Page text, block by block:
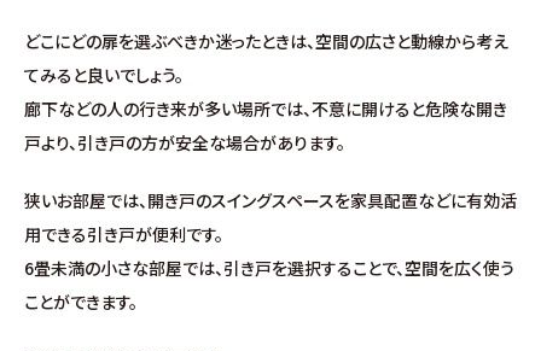
分譲情報
∟新規分譲住宅
∟土地分譲
不動産管理 売買・賃貸仲介
どこにどの扉を選ぶべきか迷ったときは、空間の広さと動線から考え
てみると良いでしょう。
廊下などの人の行き来が多い場所では、不意に開けると危険な開き
戸より、引き戸の方が安全な場合があります。
狭いお部屋では、開き戸のスイングスペースを家具配置などに有効活
用できる引き戸が便利です。
6畳未満の小さな部屋では、引き戸を選択することで、空間を広く使う
ことができます。